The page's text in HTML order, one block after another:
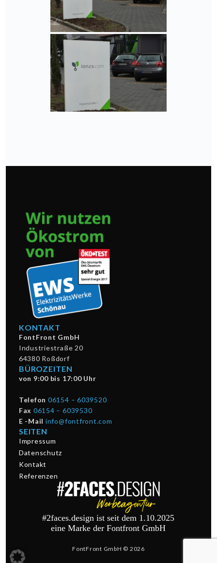
KONTAKT
FontFront GmbH
Industriestraße 20
64380 Roßdorf
BÜROZEITEN
von 9:00 bis 17:00 Uhr
Telefon 06154 – 6039520
Fax 06154 – 6039530
E -Mail info@fontfront.com
SEITEN
Impressum
Datenschutz
Kontakt
Referenzen
#2faces.design ist seit dem 1.10.2025
eine Marke der Fontfront GmbH
FontFront GmbH © 2026